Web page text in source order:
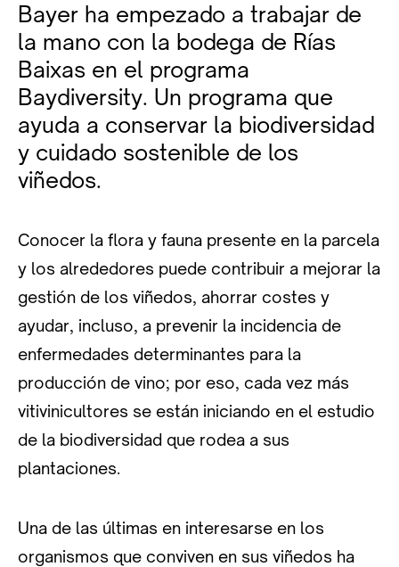
Bayer ha empezado a trabajar de
la mano con la bodega de Rías
Baixas en el programa
Baydiversity. Un programa que
ayuda a conservar la biodiversidad
y cuidado sostenible de los
viñedos.
Conocer la flora y fauna presente en la parcela
y los alrededores puede contribuir a mejorar la
gestión de los viñedos, ahorrar costes y
ayudar, incluso, a prevenir la incidencia de
enfermedades determinantes para la
producción de vino; por eso, cada vez más
vitivinicultores se están iniciando en el estudio
de la biodiversidad que rodea a sus
plantaciones.
Una de las últimas en interesarse en los
organismos que conviven en sus viñedos ha